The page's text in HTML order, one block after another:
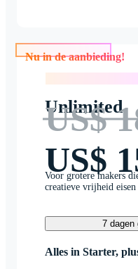
Nu in de aanbieding!
Unlimited
US$
US$
Voor grotere makers
creatieve vrijheid eisen
7 dagen
Alles in Starter,